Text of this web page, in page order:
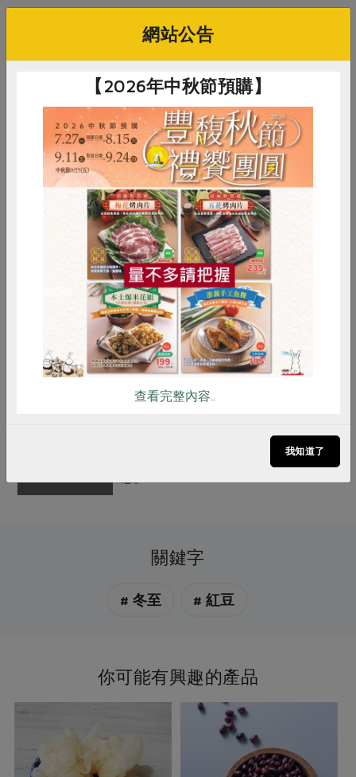
久盛紅豆-600g/包
農友/生產者 陳安茂
產地/原產地 屏東崁頂
淨重/數量 600公克±1.5%
無落葉劑紅豆
保存條件 18個月
產品說明
久盛農夫-專案青年農民陳安茂，專業
栽培紅豆與稻米。「久盛鮮紅豆-10
號紅玉」秉持著豆莢自然成熟，不噴
灑落劑，曝曬乾燥後人力挑選，保留
新鮮紅豆該有的水分；並取得農產品
場」自有品牌，建立堅持理念品牌意
象，延續安全，安心永續經營的理
關鍵字
# 冬至 # 紅豆
你可能有興趣的產品
RPET 食譜 減硝酸鹽
雞蛋 食安 共同購買
網站公告
【2026年中秋節預購】
查看完整內容..
我知道了